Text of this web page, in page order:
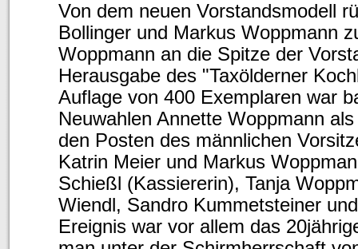
Von dem neuen Vorstandsmodell
Bollinger und Markus Woppmann
Woppmann an die Spitze der
Herausgabe des "Taxölderner
Auflage von 400 Exemplaren war
Neuwahlen Annette Woppmann
den Posten des männlichen
Katrin Meier und Markus
Schießl (Kassiererin), Tanja
Wiendl, Sandro Kummetsteiner
Ereignis war vor allem das